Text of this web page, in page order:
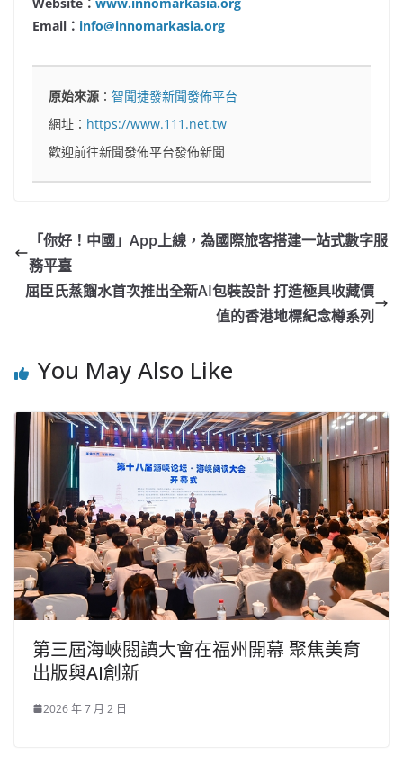
Email ： info@innomarkasia.org
原始來源 ：智聞捷發新聞發佈平台
網址： https://www.111.net.tw
歡迎前往新聞發佈平台發佈新聞
「你好！中國」App上線，為國際旅客搭建一站式數字服
務平臺
屈臣氏蒸餾水首次推出全新AI包裝設計 打造極具收藏價
值的香港地標紀念樽系列
You May Also Like
第三屆海峽閱讀大會在福州開幕 聚焦美育
出版與AI創新
2026 年 7 月 2 日